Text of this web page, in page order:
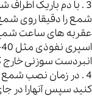
3 . با دم باریک
شمع را دقیقا روی
عقربه های ساعت شمع
انبردست سوزنی خارج
4 . در زمان نصب شمع
کنید سپس آنهارا در